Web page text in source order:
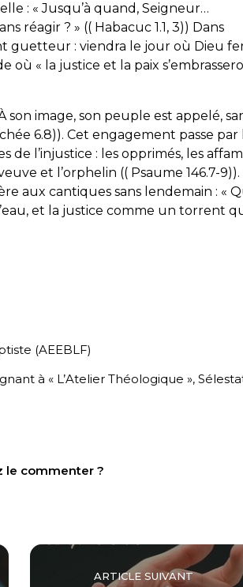
: « Jusqu’à quand, Seigneur…
réagir ? » (( Habacuc 1.1, 3)) Dans
guetteur : viendra le jour où Dieu
« la justice et la paix
son image, son peuple est appelé,
6.8)). Cet engagement passe par
de l’injustice : les opprimés, les
et l’orphelin (( Psaume 146.7-9)).
aux cantiques sans lendemain : «
et la justice comme un torrent
(AEEBLF)
à « L’Atelier Théologique »,
le commenter ?
ARTICLE SUIVANT